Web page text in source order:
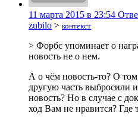
11 марта 2015 в 23:54
zubilo > контекст
> Форбс упоминает о
новость не о нем.
А о чём новость-то? О
другую часть выбросили
новость? Но в случае с
ход Вам не нравится? Где